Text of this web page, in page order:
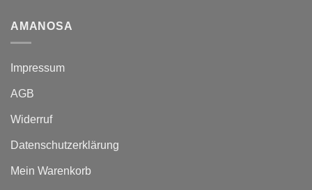
AMANOSA
Impressum
AGB
Widerruf
Datenschutzerklärung
Mein Warenkorb